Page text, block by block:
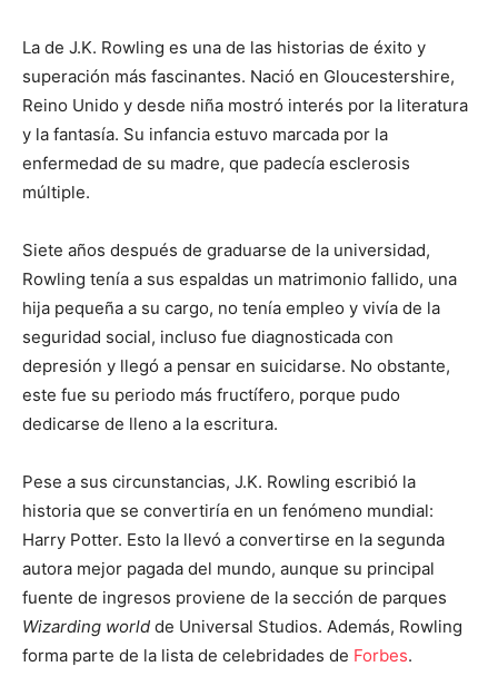
La de J.K. Rowling es una de las historias de éxito y
superación más fascinantes. Nació en Gloucestershire,
Reino Unido y desde niña mostró interés por la literatura
y la fantasía. Su infancia estuvo marcada por la
enfermedad de su madre, que padecía esclerosis
múltiple.
Siete años después de graduarse de la universidad,
Rowling tenía a sus espaldas un matrimonio fallido, una
hija pequeña a su cargo, no tenía empleo y vivía de la
seguridad social, incluso fue diagnosticada con
depresión y llegó a pensar en suicidarse. No obstante,
este fue su periodo más fructífero, porque pudo
dedicarse de lleno a la escritura.
Pese a sus circunstancias, J.K. Rowling escribió la
historia que se convertiría en un fenómeno mundial:
Harry Potter. Esto la llevó a convertirse en la segunda
autora mejor pagada del mundo, aunque su principal
fuente de ingresos proviene de la sección de parques
Wizarding world de Universal Studios. Además, Rowling
forma parte de la lista de celebridades de Forbes.